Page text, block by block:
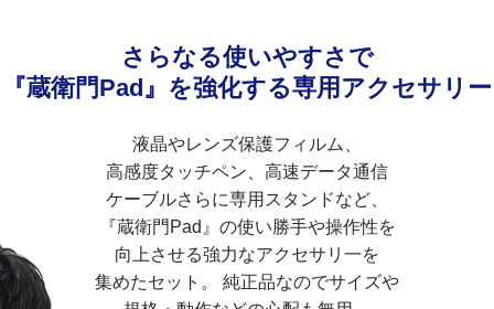
さらなる使いやすさで
『蔵衛門Pad』を強化する専用アクセサリー
液晶やレンズ保護フィルム、
高感度タッチペン、高速データ通信
ケーブルさらに専用スタンドなど、
『蔵衛門Pad』の使い勝手や操作性を
向上させる強力なアクセサリ一を
集めたセット。
純正品なのでサイズや